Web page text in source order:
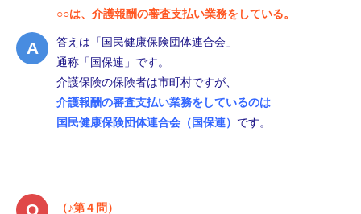
○○は、介護報酬の審査支払い業務をしている。
答えは「国民健康保険団体連合会」
通称「国保連」です。
介護保険の保険者は市町村ですが、
介護報酬の審査支払い業務をしているのは
国民健康保険団体連合会（国保連） です。
（♪第４問）